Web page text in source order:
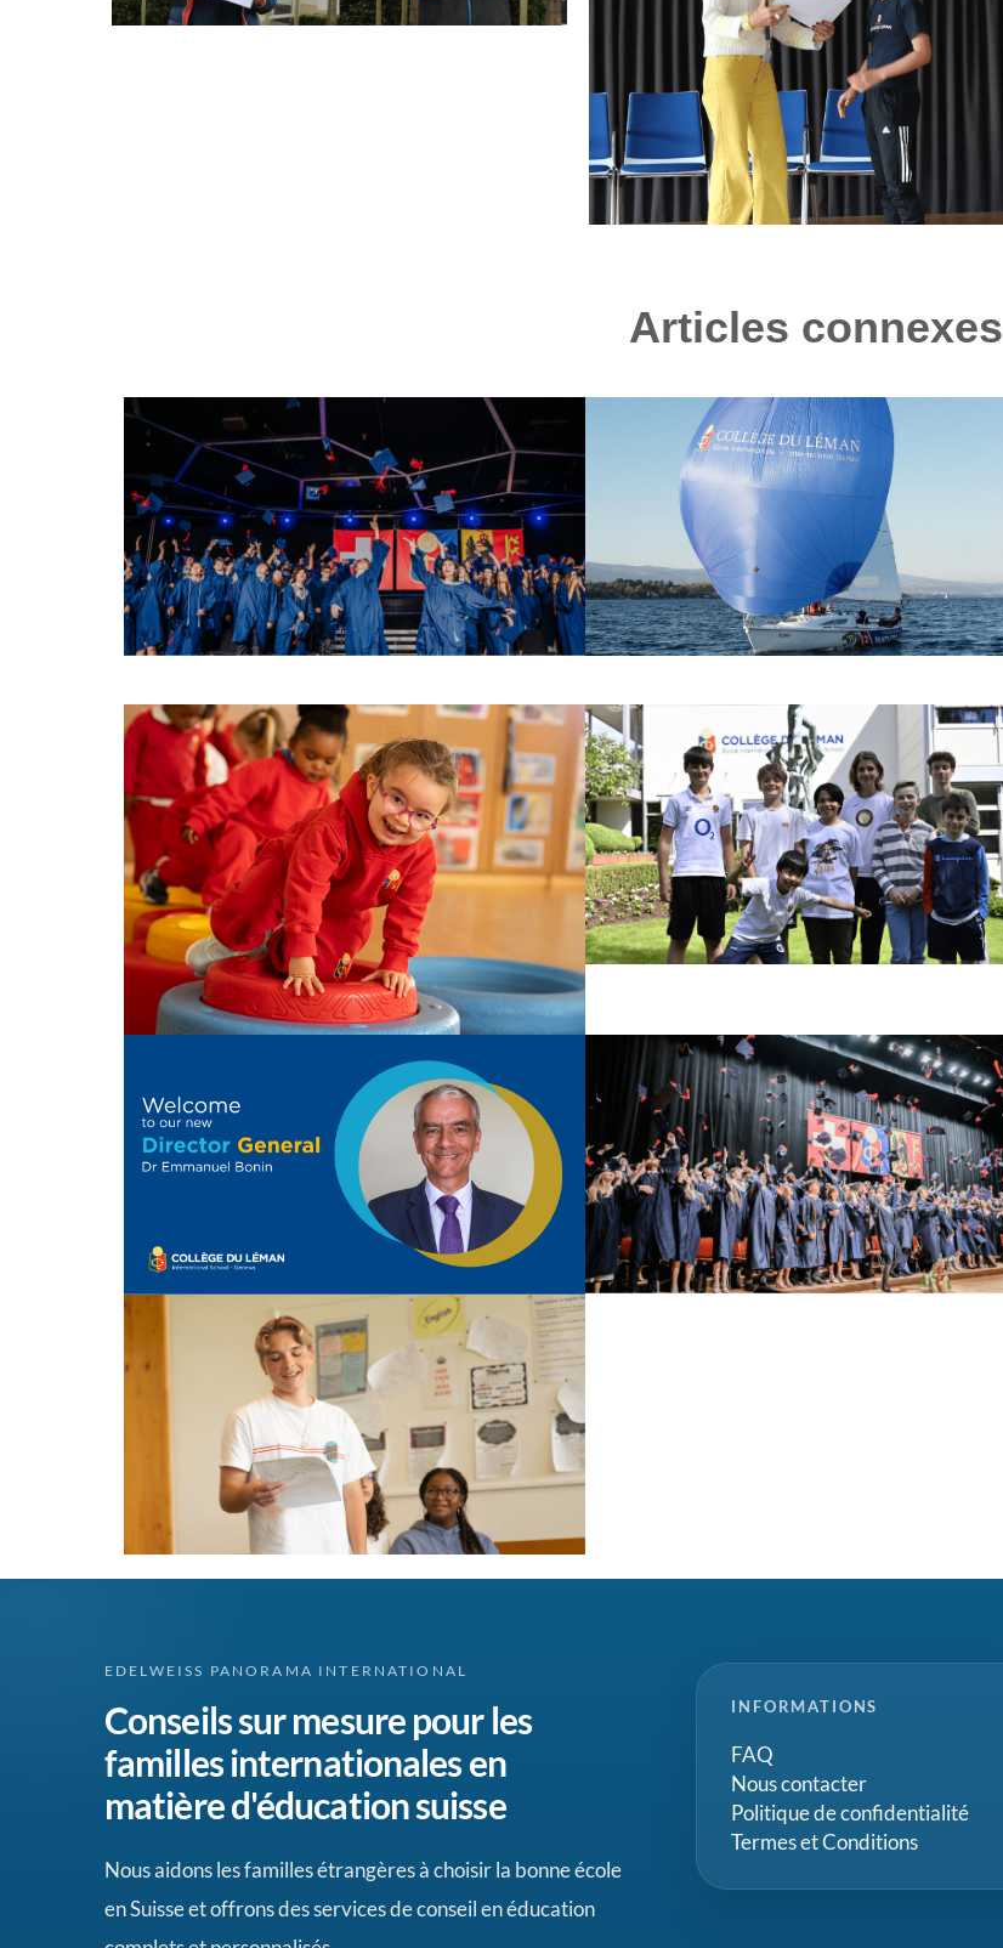
Articles connexes
EDELWEISS PANORAMA INTERNATIONAL
Conseils sur mesure pour les
familles internationales en
matière d'éducation suisse
Nous aidons les familles étrangères à choisir la bonne école
en Suisse et offrons des services de conseil en éducation
INFORMATIONS
FAQ
Nous contacter
Politique de confidentialité
Termes et Conditions